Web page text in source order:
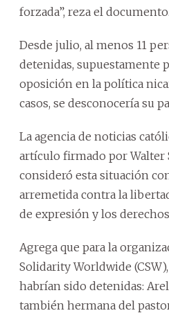
forzada”, reza el documento.
Desde julio, al menos 11
detenidas, supuestamente
oposición en la política
casos, se desconocería su
La agencia de noticias
artículo firmado por Walter
consideró esta situación
arremetida contra la
de expresión y los
Agrega que para la
Solidarity Worldwide
habrían sido detenidas:
también hermana del